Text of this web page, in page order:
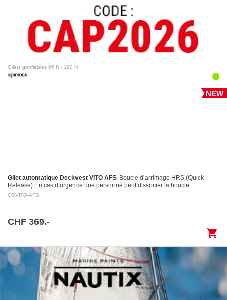
Gilets gonflables 65 N - 190 N
NEW
Gilet automatique Deckvest VITO AFS Boucle d’arrimage HRS (Quick
Release) En cas d’urgence une personne peut dissocier la boucle
d’arrimage en tirant sur la poignée d’activation…
OSVITO-AFS
CHF 369.-
shopping_cart